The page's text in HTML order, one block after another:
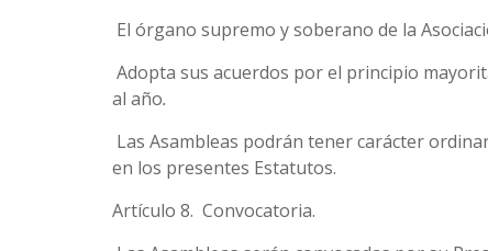
El órgano supremo y soberano de la
Adopta sus acuerdos por el principio
al año.
Las Asambleas podrán tener carácter
en los presentes Estatutos.
Artículo 8. Convocatoria.